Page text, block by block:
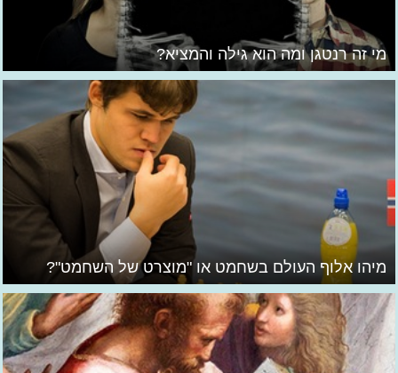
מי זה רנטגן ומה הוא גילה והמציא?
מיהו אלוף העולם בשחמט או "מוצרט של השחמט"?